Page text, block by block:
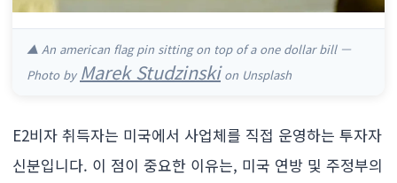
▲ An american flag pin sitting on top of a one dollar bill —
Photo by Marek Studzinskion Unsplash
E2비자 취득자는 미국에서 사업체를 직접 운영하는 투자자
신분입니다. 이 점이 중요한 이유는, 미국 연방 및 주정부의